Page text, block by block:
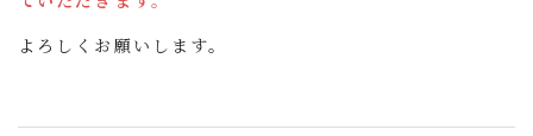
よろしくお願いします。